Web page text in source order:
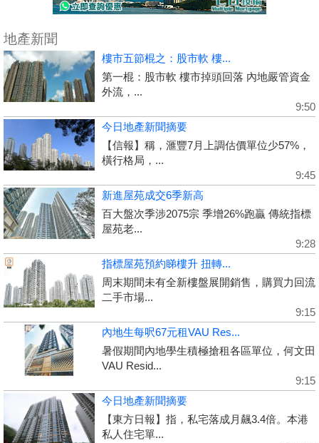
地產新聞
樓市五節棍之：股市軟 樓...
第一棍：股市軟 樓市掉頭回落 內地嚴管資金
外流，...
9:50
今日地產新聞摘要
【信報】稱，滙豐7月上調估價單位少57%，
橫行格局，...
9:45
新進屋苑成交6季新高
百大盤次季涉2075宗 季增26%跑贏 傳統指標
屋苑老...
9:28
指標屋苑預約睇樓升 扭轉...
周末期間未有全新樓盤展開銷售，購買力回流
二手市場...
9:15
內地生每呎67元租VAU Res...
暑假期間內地學生積極搶租各區單位，何文田
VAU Resid...
9:15
今日地產新聞摘要
【東方日報】指，私宅落成月飆3.4倍。本港
私人住宅單...